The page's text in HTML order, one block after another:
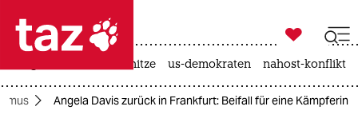
 taz zahl ich
taz zahl ich

taz zahl ich
hitze us-demokraten nahost-konflikt
Angela Davis zurück in Frankfurt: Beifall für eine Kämpferin